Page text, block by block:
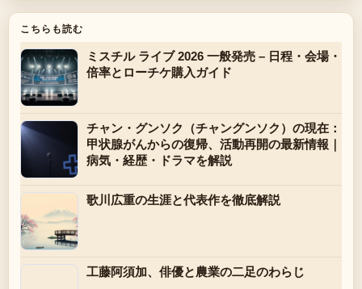
こちらも読む
ミスチル ライブ 2026 一般発売 – 日程・会場・
倍率とローチケ購入ガイド
チャン・グンソク（チャングンソク）の現在：
甲状腺がんからの復帰、活動再開の最新情報｜
病気・経歴・ドラマを解説
歌川広重の生涯と代表作を徹底解説
工藤阿須加、俳優と農業の二足のわらじ